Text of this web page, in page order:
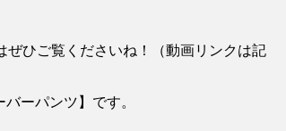
ぜひご覧くださいね！（動画リンクは記
ーパンツ】です。